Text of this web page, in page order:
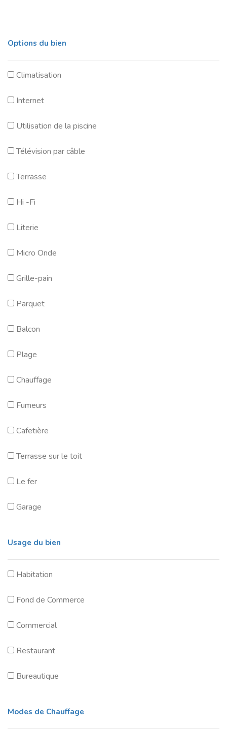
Options du bien
Climatisation
Internet
Utilisation de la piscine
Télévision par câble
Terrasse
Hi -Fi
Literie
Micro Onde
Grille-pain
Parquet
Balcon
Plage
Chauffage
Fumeurs
Cafetière
Terrasse sur le toit
Le fer
Garage
Usage du bien
Habitation
Fond de Commerce
Commercial
Restaurant
Bureautique
Modes de Chauffage